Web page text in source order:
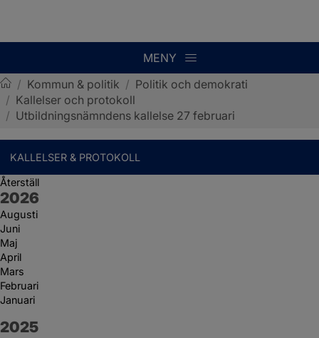
MENY
Sotenäs kommun
/ Kommun & politik / Politik och demokrati
/ Kallelser och protokoll
/ Utbildningsnämndens kallelse 27 februari
KALLELSER & PROTOKOLL
Återställ
År:
2026
Augusti
Juni
Maj
April
Mars
Februari
Januari
År:
2025